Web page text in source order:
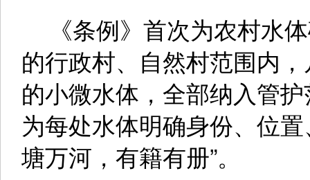
《条例》首次为农村水
的行政村、自然村范围内
的小微水体，全部纳入管
为每处水体明确身份、位
塘万河，有籍有册”。